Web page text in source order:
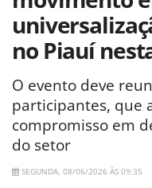
no Piauí
O evento deve
participantes, que
compromisso em
do setor
SEGUNDA, 08/06/2026 ÀS 09:35